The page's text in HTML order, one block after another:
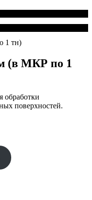
(в МКР по 1
обработки
поверхностей.